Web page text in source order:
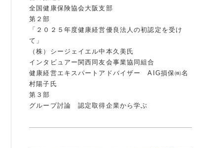
例会案内・活動報告
事務局
全国健康保険協会大阪支部
第２部
「２０２５年度健康経営優良法人の初認定を受け
て」
（株）シージェイエル中本久美氏
インタビュアー関西同友会事業協同組合
健康経営エキスパートアドバイザー AIG損保㈱名
村陽子氏
第３部
グループ討論 認定取得企業から学ぶ